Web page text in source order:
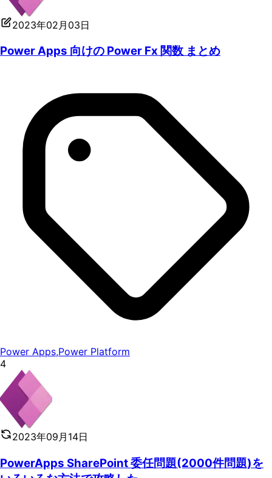
2023年02月03日
Power Apps 向けの Power Fx 関数 まとめ
Power Apps,Power Platform
4
2023年09月14日
PowerApps SharePoint 委任問題(2000件問題)を